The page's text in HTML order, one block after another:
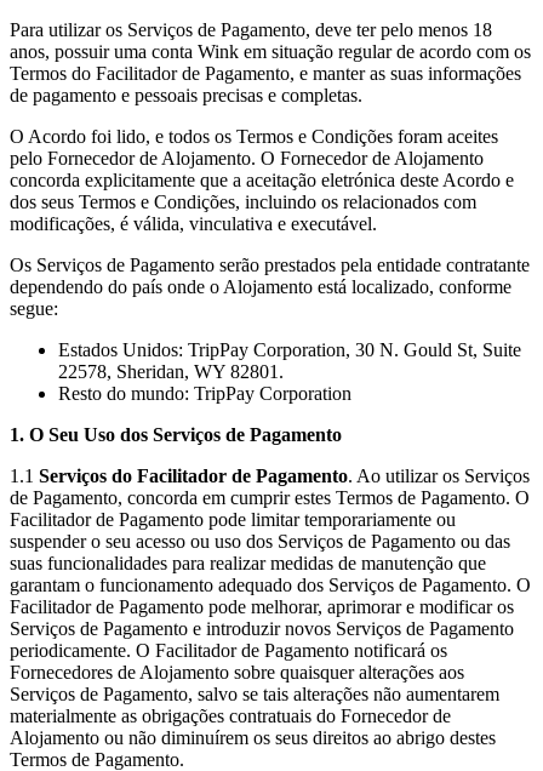
Para utilizar os Serviços de Pagamento, deve ter pelo menos 18
anos, possuir uma conta Wink em situação regular de acordo com os
Termos do Facilitador de Pagamento, e manter as suas informações
de pagamento e pessoais precisas e completas.
O Acordo foi lido, e todos os Termos e Condições foram aceites
pelo Fornecedor de Alojamento. O Fornecedor de Alojamento
concorda explicitamente que a aceitação eletrónica deste Acordo e
dos seus Termos e Condições, incluindo os relacionados com
modificações, é válida, vinculativa e executável.
Os Serviços de Pagamento serão prestados pela entidade contratante
dependendo do país onde o Alojamento está localizado, conforme
segue:
Estados Unidos: TripPay Corporation, 30 N. Gould St, Suite
22578, Sheridan, WY 82801.
Resto do mundo: TripPay Corporation
1. O Seu Uso dos Serviços de Pagamento
1.1 Serviços do Facilitador de Pagamento. Ao utilizar os Serviços
de Pagamento, concorda em cumprir estes Termos de Pagamento. O
Facilitador de Pagamento pode limitar temporariamente ou
suspender o seu acesso ou uso dos Serviços de Pagamento ou das
suas funcionalidades para realizar medidas de manutenção que
garantam o funcionamento adequado dos Serviços de Pagamento. O
Facilitador de Pagamento pode melhorar, aprimorar e modificar os
Serviços de Pagamento e introduzir novos Serviços de Pagamento
periodicamente. O Facilitador de Pagamento notificará os
Fornecedores de Alojamento sobre quaisquer alterações aos
Serviços de Pagamento, salvo se tais alterações não aumentarem
materialmente as obrigações contratuais do Fornecedor de
Alojamento ou não diminuírem os seus direitos ao abrigo destes
Termos de Pagamento.